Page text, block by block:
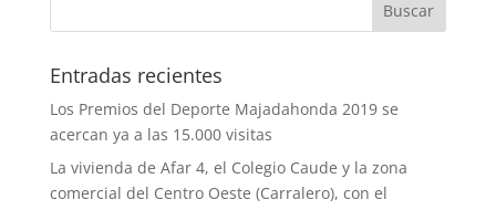
Entradas recientes
Los Premios del Deporte Majadahonda 2019 se
acercan ya a las 15.000 visitas
La vivienda de Afar 4, el Colegio Caude y la zona
comercial del Centro Oeste (Carralero), con el